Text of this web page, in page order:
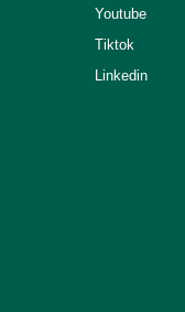
Youtube
Tiktok
Linkedin